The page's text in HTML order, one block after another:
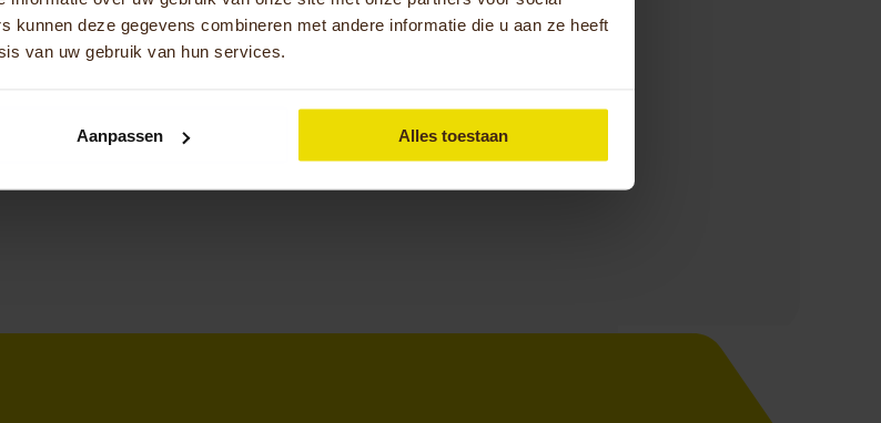
kunnen deze gegevens combineren met andere informatie die u aan ze heeft
van uw gebruik van hun services.
Aanpassen Alles toestaan